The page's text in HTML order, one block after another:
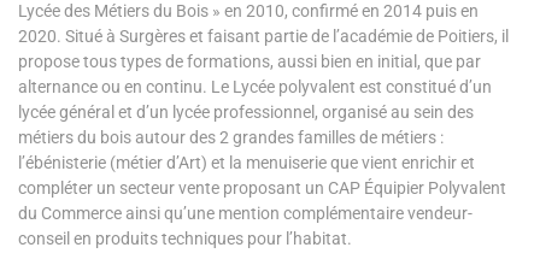
Lycée des Métiers du Bois » en 2010, confirmé en 2014 puis en
2020. Situé à Surgères et faisant partie de l’académie de Poitiers, il
propose tous types de formations, aussi bien en initial, que par
alternance ou en continu. Le Lycée polyvalent est constitué d’un
lycée général et d’un lycée professionnel, organisé au sein des
métiers du bois autour des 2 grandes familles de métiers :
l’ébénisterie (métier d’Art) et la menuiserie que vient enrichir et
compléter un secteur vente proposant un CAP Équipier Polyvalent
du Commerce ainsi qu’une mention complémentaire vendeur-
conseil en produits techniques pour l’habitat.